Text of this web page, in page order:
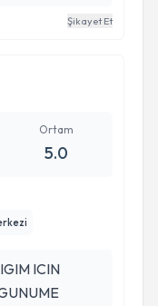
ile kısa
beye
çok yüklü
Fakat şu an
bir
görünmenizi
Şikayet Et
Ortam
5.0
ICIN